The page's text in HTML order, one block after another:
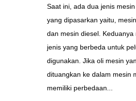
Saat ini, ada dua jenis
yang dipasarkan yaitu,
dan mesin diesel. Keduanya
jenis yang berbeda untuk
digunakan. Jika oli mesin
dituangkan ke dalam mesin
memiliki perbedaan...